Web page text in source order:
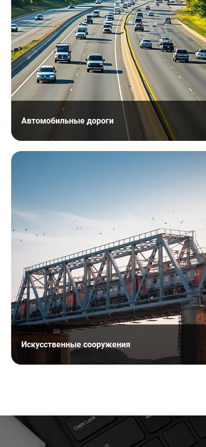
Автомобильные дороги
Искусственные сооружения